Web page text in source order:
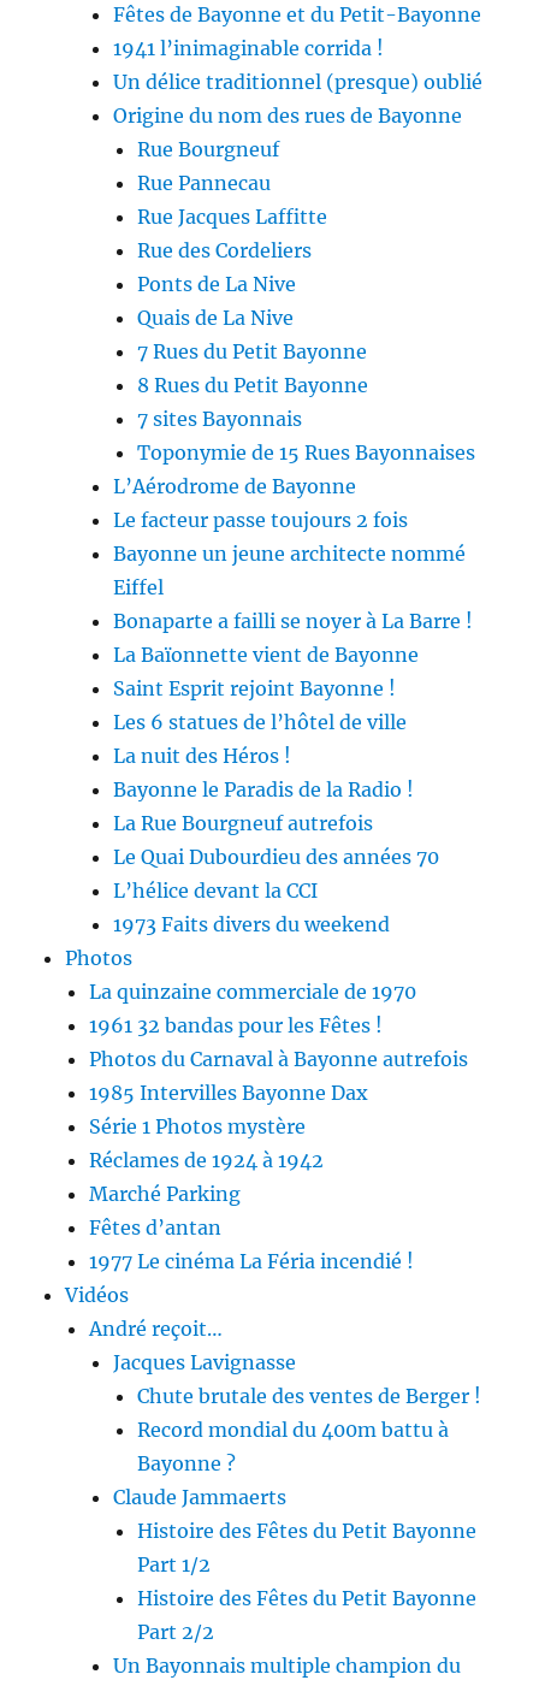
Fêtes de Bayonne et du Petit-Bayonne
1941 l’inimaginable corrida !
Un délice traditionnel (presque) oublié
Origine du nom des rues de Bayonne
Rue Bourgneuf
Rue Pannecau
Rue Jacques Laffitte
Rue des Cordeliers
Ponts de La Nive
Quais de La Nive
7 Rues du Petit Bayonne
8 Rues du Petit Bayonne
7 sites Bayonnais
Toponymie de 15 Rues Bayonnaises
L’Aérodrome de Bayonne
Le facteur passe toujours 2 fois
Bayonne un jeune architecte nommé
Eiffel
Bonaparte a failli se noyer à La Barre !
La Baïonnette vient de Bayonne
Saint Esprit rejoint Bayonne !
Les 6 statues de l’hôtel de ville
La nuit des Héros !
Bayonne le Paradis de la Radio !
La Rue Bourgneuf autrefois
Le Quai Dubourdieu des années 70
L’hélice devant la CCI
1973 Faits divers du weekend
Photos
La quinzaine commerciale de 1970
1961 32 bandas pour les Fêtes !
Photos du Carnaval à Bayonne autrefois
1985 Intervilles Bayonne Dax
Série 1 Photos mystère
Réclames de 1924 à 1942
Marché Parking
Fêtes d’antan
1977 Le cinéma La Féria incendié !
Vidéos
André reçoit…
Jacques Lavignasse
Chute brutale des ventes de Berger !
Record mondial du 400m battu à
Bayonne ?
Claude Jammaerts
Histoire des Fêtes du Petit Bayonne
Part 1/2
Histoire des Fêtes du Petit Bayonne
Part 2/2
Un Bayonnais multiple champion du